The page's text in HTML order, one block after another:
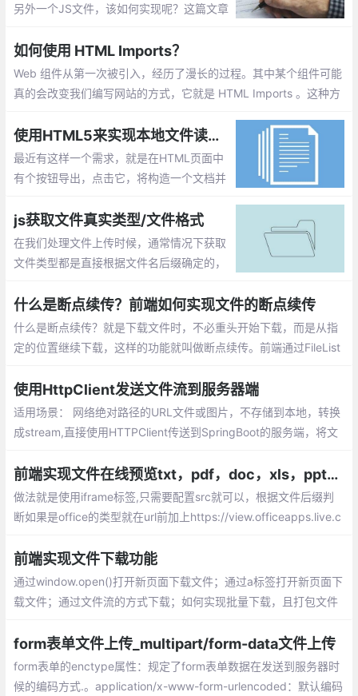
另外一个JS文件，该如何实现呢？这篇文章
现
如何使用 HTML Imports？
Web 组件从第一次被引入，经历了漫长的过程。其中某个组件可能
真的会改变我们编写网站的方式，它就是 HTML Imports 。这种方
使用HTML5来实现本地文件读取和写入
最近有这样一个需求，就是在HTML页面中
有个按钮导出，点击它，将构造一个文档并
点击它，从本地文件系统中读取一个文件并
对内容进行分析。
js获取文件真实类型/文件格式
在我们处理文件上传时候，通常情况下获取
文件类型都是直接根据文件名后缀确定的，
上传的是图片文件，如果客户端将一个exe
文件改为gif后缀的文件，它照样可以上传上
去。
什么是断点续传？前端如何实现文件的断点续传
什么是断点续传？就是下载文件时，不必重头开始下载，而是从指
定的位置继续下载，这样的功能就叫做断点续传。前端通过FileList
一段一段地传给后端，后端再按顺序一段段将文件进行拼接。
使用HttpClient发送文件流到服务器端
适用场景： 网络绝对路径的URL文件或图片，不存储到本地，转换
成stream,直接使用HTTPClient传送到SpringBoot的服务端，将文
这种需求，所以记录下来以备不时之需。
前端实现文件在线预览txt，pdf，doc，xls，ppt几种格式
做法就是使用iframe标签,只需要配置src就可以，根据文件后缀判
断如果是office的类型就在url前加上https://view.officeapps.live.c
前端实现文件下载功能
通过window.open()打开新页面下载文件；通过a标签打开新页面下
载文件；通过文件流的方式下载；如何实现批量下载，且打包文件
form表单文件上传_multipart/form-data文件上传
form表单的enctype属性：规定了form表单数据在发送到服务器时
候的编码方式.。application/x-www-form-urlencoded：默认编码